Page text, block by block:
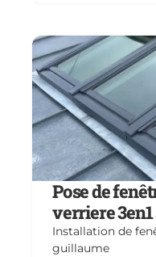
Pose de
verriere
Installation de
guillaume